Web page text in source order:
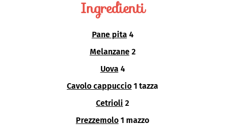
Ingredienti
Pane pita 4
Melanzane 2
Uova 4
Cavolo cappuccio 1 tazza
Cetrioli 2
Prezzemolo 1 mazzo